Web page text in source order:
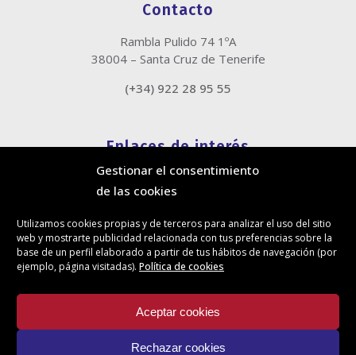
Gestionar el consentimiento
de las cookies
Utilizamos cookies propias y de terceros para analizar el uso del sitio
web y mostrarte publicidad relacionada con tus preferencias sobre la
base de un perfil elaborado a partir de tus hábitos de navegación (por
ejemplo, página visitadas). Política de cookies
Aceptar cookies
Rechazar cookies
Contacto
Rambla Pulido 74 1ºA
38004 – Santa Cruz de Tenerife
(+34) 922 28 95 55
Enlaces de interés
Política de cookies
Política de privacidad
Canal de denuncias
Protección de privacidad en redes sociales
Síguenos